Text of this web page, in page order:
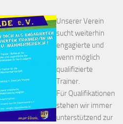
Unserer Verein
sucht weiterhin
engagierte und
wenn möglich
qualifizierte
Trainer.
Für Qualifikationen
stehen wir immer
unterstützend zur